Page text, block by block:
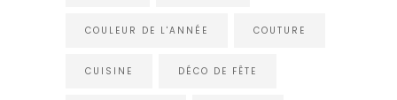
COULEUR DE L'ANNÉE COUTURE
CUISINE DÉCO DE FÊTE